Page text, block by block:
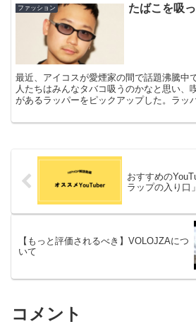
ファッション たばこを吸
最近、アイコスが愛煙家の間で話題沸騰中
人たちはみんなタバコ吸うのかなと思い、
があるラッパーをピックアップした。ラッ
おすすめの
ラップの入り口」
【もっと評価されるべき】VOLOJZAにつ
いて
コメント